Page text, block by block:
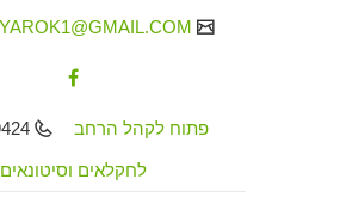
פתוח לקהל הרחב 09-7419424
לחקלאים וסיטונאים